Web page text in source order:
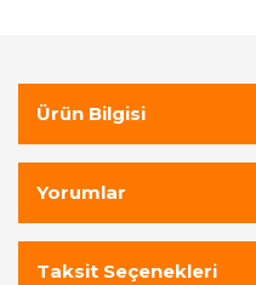
Ürün Bilgisi
Yorumlar
Taksit Seçenekleri